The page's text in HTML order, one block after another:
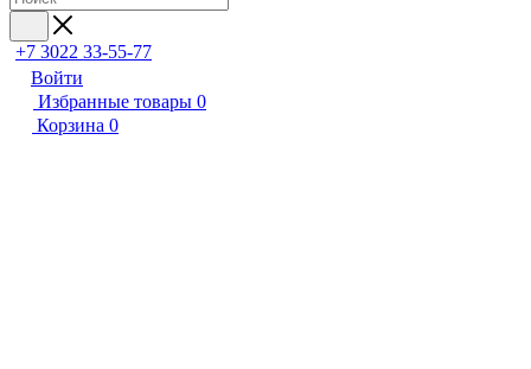
+7 3022 33-55-77
Войти
Избранные товары 0
Корзина 0